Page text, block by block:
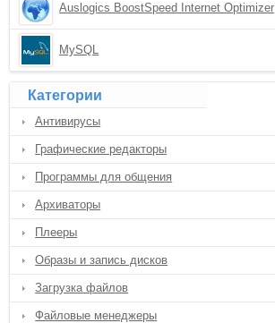
Auslogics BoostSpeed Internet Optimizer
MySQL
Категории
Антивирусы
Графические редакторы
Программы для общения
Архиваторы
Плееры
Образы и запись дисков
Загрузка файлов
Файловые менеджеры